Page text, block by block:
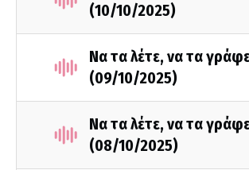
(10/10/2025)
Να τα λέτε, να τα
(09/10/2025)
Να τα λέτε, να τα
(08/10/2025)